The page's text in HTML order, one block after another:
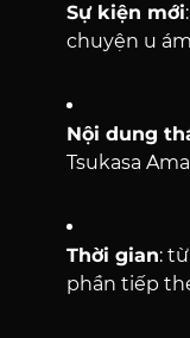
Sự kiện mới
chuyện u
Nội dung
Tsukasa
Thời gian:
phần tiếp